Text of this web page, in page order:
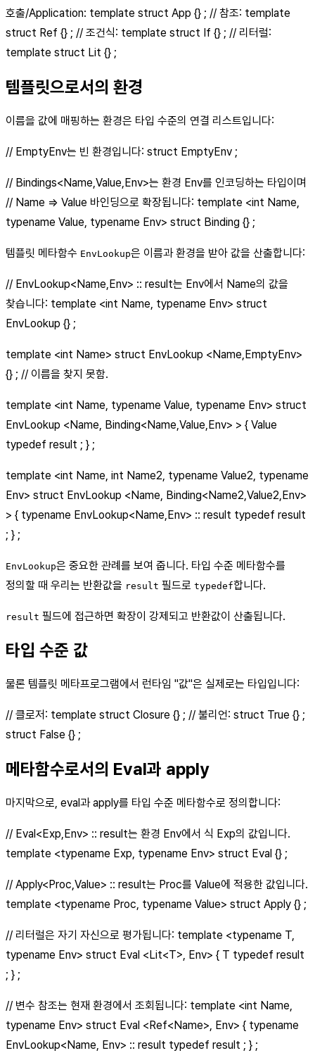
호출/Application: template struct App {} ; // 참조: template
struct Ref {} ; // 조건식: template struct If {} ; // 리터럴:
template struct Lit {} ;
템플릿으로서의 환경
이름을 값에 매핑하는 환경은 타입 수준의 연결 리스트입니다:
// EmptyEnv는 빈 환경입니다: struct EmptyEnv ;
// Bindings<Name,Value,Env>는 환경 Env를 인코딩하는 타입이며
// Name => Value 바인딩으로 확장됩니다: template <int Name,
typename Value, typename Env> struct Binding {} ;
템플릿 메타함수 EnvLookup은 이름과 환경을 받아 값을 산출합니다:
// EnvLookup<Name,Env> :: result는 Env에서 Name의 값을
찾습니다: template <int Name, typename Env> struct
EnvLookup {} ;
template <int Name> struct EnvLookup <Name,EmptyEnv>
{} ; // 이름을 찾지 못함.
template <int Name, typename Value, typename Env> struct
EnvLookup <Name, Binding<Name,Value,Env> > { Value
typedef result ; } ;
template <int Name, int Name2, typename Value2, typename
Env> struct EnvLookup <Name, Binding<Name2,Value2,Env>
> { typename EnvLookup<Name,Env> :: result typedef result
; } ;
EnvLookup은 중요한 관례를 보여 줍니다. 타입 수준 메타함수를
정의할 때 우리는 반환값을 result 필드로 typedef합니다.
result 필드에 접근하면 확장이 강제되고 반환값이 산출됩니다.
타입 수준 값
물론 템플릿 메타프로그램에서 런타임 "값"은 실제로는 타입입니다:
// 클로저: template struct Closure {} ; // 불리언: struct True {} ;
struct False {} ;
메타함수로서의 Eval과 apply
마지막으로, eval과 apply를 타입 수준 메타함수로 정의합니다:
// Eval<Exp,Env> :: result는 환경 Env에서 식 Exp의 값입니다.
template <typename Exp, typename Env> struct Eval {} ;
// Apply<Proc,Value> :: result는 Proc를 Value에 적용한 값입니다.
template <typename Proc, typename Value> struct Apply {} ;
// 리터럴은 자기 자신으로 평가됩니다: template <typename T,
typename Env> struct Eval <Lit<T>, Env> { T typedef result
; } ;
// 변수 참조는 현재 환경에서 조회됩니다: template <int Name,
typename Env> struct Eval <Ref<Name>, Env> { typename
EnvLookup<Name, Env> :: result typedef result ; } ;